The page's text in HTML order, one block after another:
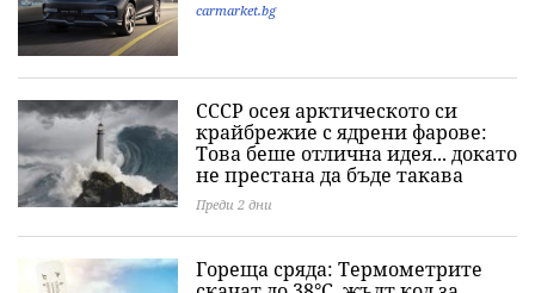
carmarket.bg
СССР осея арктическото си
крайбрежие с ядрени фарове:
Това беше отлична идея... докато
не престана да бъде такава
Преди 2 дни
Гореща сряда: Термометрите